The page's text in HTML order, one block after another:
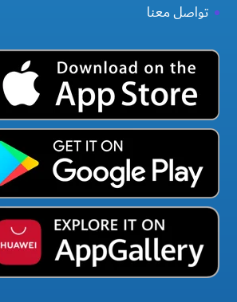
تواصل معنا